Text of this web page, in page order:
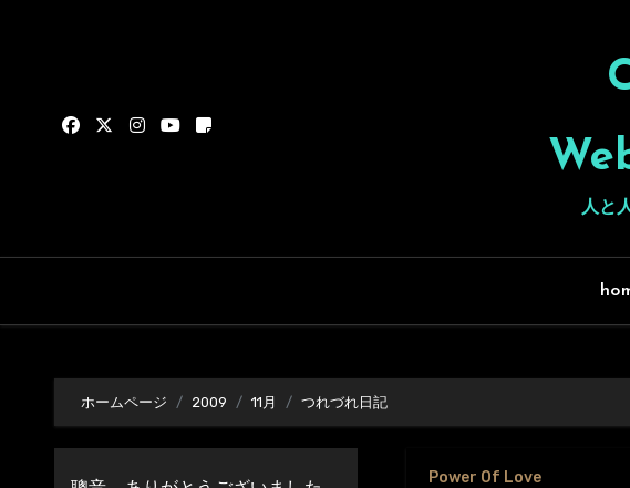
人と
ホームページ 2009 11月 つれづれ日記
Power Of Love